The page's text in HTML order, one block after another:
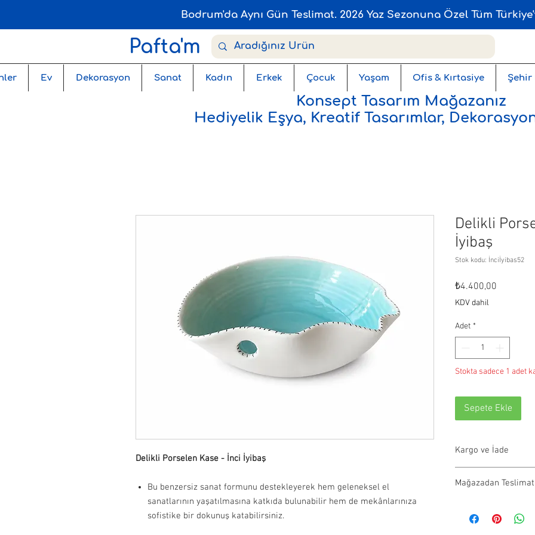
Bodrum'da Aynı Gün Teslimat. 2026 Yaz Sezonuna Özel Tüm
Pafta'm
Ev Dekorasyon Sanat Kadın Erkek Çocuk Yaşam Ofis & Kırtasiye Şehir
Konsept Tasarım Mağazanız
Hediyelik Eşya, Kreatif Tasarımlar,
Delikli Porselen Kase - İnci İyibaş
Bu benzersiz sanat formunu destekleyerek hem geleneksel el
sanatlarının yaşatılmasına katkıda bulunabilir hem de mekânlarınıza
sofistike bir dokunuş katabilirsiniz.
Delikli
İyibaş
Stok kodu: İnciİyibas52
₺4.400,00
KDV dahil
Adet *
Stokta sadece 1 adet
Sepete Ekle
Kargo ve İade
olmayan ürünler 21
verildiğinde kargo
Mağazadan Teslimat
teslim alınabilir.